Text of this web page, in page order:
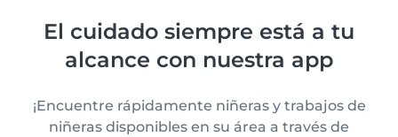
El cuidado siempre está a tu
alcance con nuestra app
¡Encuentre rápidamente niñeras y trabajos de
niñeras disponibles en su área a través de